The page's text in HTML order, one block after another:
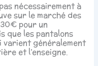
nécessairement à
sur le marché des
pour un
que les pantalons
varient généralement
et l’enseigne.